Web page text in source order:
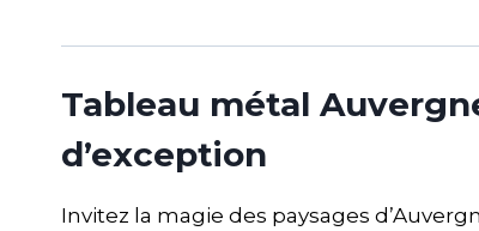
Tableau métal
d’exception
Invitez la magie des paysages